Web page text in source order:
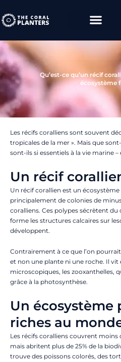
au
contenu
Qu’est-ce qu’un récif
écosystème
Les récifs coralliens sont souvent
tropicales de la mer ». Mais que
sont-ils si essentiels à la vie marine
Un récif
Un récif corallien est un
principalement de colonies de
coralliens. Ces polypes sécrètent
forme les structures calcaires sur
développent.
Contrairement à ce que l’on
et non une plante ni une roche. Il vit
microscopiques, les zooxanthelles,
grâce à la photosynthèse.
Un écosystème
riches au
Les récifs coralliens couvrent moins
mais abritent plus de 25% de la
trouve des poissons colorés, des